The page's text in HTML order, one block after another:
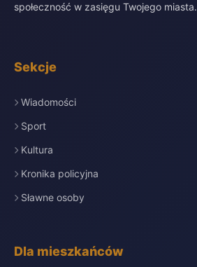
społeczność w zasięgu Twojego miasta.
Sekcje
Wiadomości
Sport
Kultura
Kronika policyjna
Sławne osoby
Dla mieszkańców